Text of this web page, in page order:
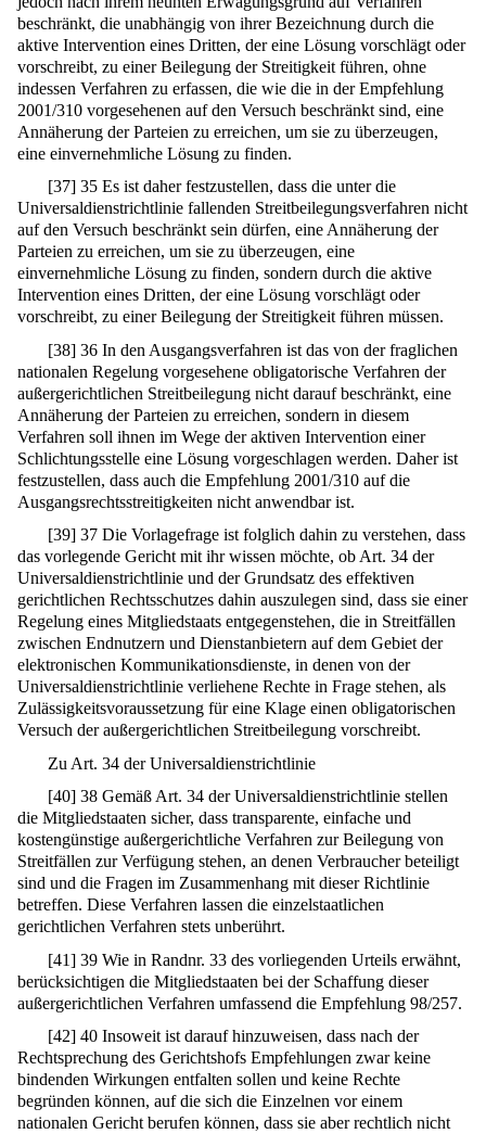
beschränkt, die unabhängig von ihrer Bezeichnung durch die
aktive Intervention eines Dritten, der eine Lösung vorschlägt oder
vorschreibt, zu einer Beilegung der Streitigkeit führen, ohne
indessen Verfahren zu erfassen, die wie die in der Empfehlung
2001/310 vorgesehenen auf den Versuch beschränkt sind, eine
Annäherung der Parteien zu erreichen, um sie zu überzeugen,
eine einvernehmliche Lösung zu finden.
[37] 35 Es ist daher festzustellen, dass die unter die
Universaldienstrichtlinie fallenden Streitbeilegungsverfahren nicht
auf den Versuch beschränkt sein dürfen, eine Annäherung der
Parteien zu erreichen, um sie zu überzeugen, eine
einvernehmliche Lösung zu finden, sondern durch die aktive
Intervention eines Dritten, der eine Lösung vorschlägt oder
vorschreibt, zu einer Beilegung der Streitigkeit führen müssen.
[38] 36 In den Ausgangsverfahren ist das von der fraglichen
nationalen Regelung vorgesehene obligatorische Verfahren der
außergerichtlichen Streitbeilegung nicht darauf beschränkt, eine
Annäherung der Parteien zu erreichen, sondern in diesem
Verfahren soll ihnen im Wege der aktiven Intervention einer
Schlichtungsstelle eine Lösung vorgeschlagen werden. Daher ist
festzustellen, dass auch die Empfehlung 2001/310 auf die
Ausgangsrechtsstreitigkeiten nicht anwendbar ist.
[39] 37 Die Vorlagefrage ist folglich dahin zu verstehen, dass
das vorlegende Gericht mit ihr wissen möchte, ob Art. 34 der
Universaldienstrichtlinie und der Grundsatz des effektiven
gerichtlichen Rechtsschutzes dahin auszulegen sind, dass sie einer
Regelung eines Mitgliedstaats entgegenstehen, die in Streitfällen
zwischen Endnutzern und Dienstanbietern auf dem Gebiet der
elektronischen Kommunikationsdienste, in denen von der
Universaldienstrichtlinie verliehene Rechte in Frage stehen, als
Zulässigkeitsvoraussetzung für eine Klage einen obligatorischen
Versuch der außergerichtlichen Streitbeilegung vorschreibt.
Zu Art. 34 der Universaldienstrichtlinie
[40] 38 Gemäß Art. 34 der Universaldienstrichtlinie stellen
die Mitgliedstaaten sicher, dass transparente, einfache und
kostengünstige außergerichtliche Verfahren zur Beilegung von
Streitfällen zur Verfügung stehen, an denen Verbraucher beteiligt
sind und die Fragen im Zusammenhang mit dieser Richtlinie
betreffen. Diese Verfahren lassen die einzelstaatlichen
gerichtlichen Verfahren stets unberührt.
[41] 39 Wie in Randnr. 33 des vorliegenden Urteils erwähnt,
berücksichtigen die Mitgliedstaaten bei der Schaffung dieser
außergerichtlichen Verfahren umfassend die Empfehlung 98/257.
[42] 40 Insoweit ist darauf hinzuweisen, dass nach der
Rechtsprechung des Gerichtshofs Empfehlungen zwar keine
bindenden Wirkungen entfalten sollen und keine Rechte
begründen können, auf die sich die Einzelnen vor einem
nationalen Gericht berufen können, dass sie aber rechtlich nicht